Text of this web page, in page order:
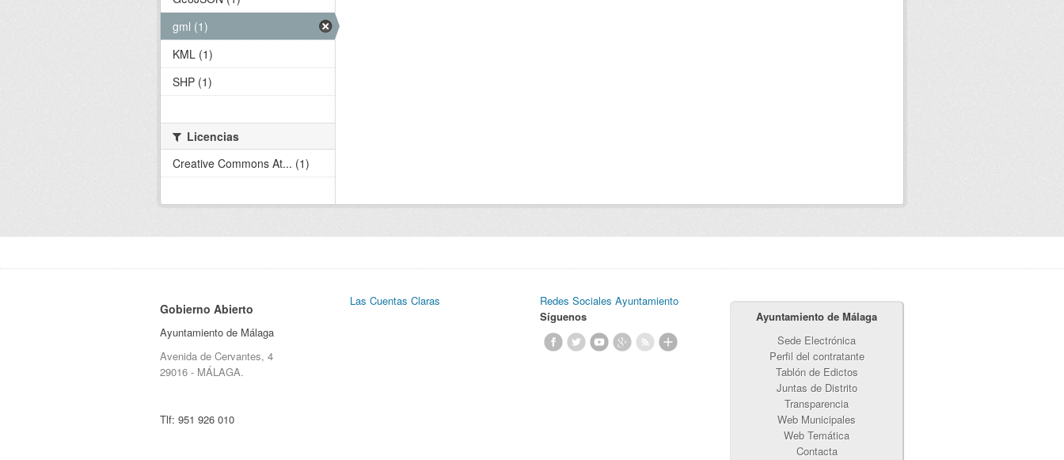
gml (1)
KML (1)
SHP (1)
Licencias
Creative Commons At... (1)
Gobierno Abierto
Ayuntamiento de Málaga
Avenida de Cervantes, 4
29016 - MÁLAGA.
Tlf: 951 926 010
Las Cuentas Claras
Redes Sociales Ayuntamiento
Síguenos
Ayuntamiento de Málaga
Sede Electrónica
Perfil del contratante
Tablón de Edictos
Juntas de Distrito
Transparencia
Web Municipales
Web Temática
Contacta